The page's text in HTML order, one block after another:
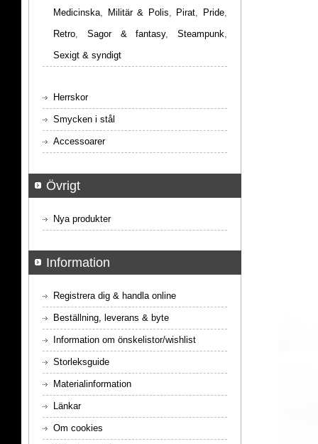
Medicinska, Militär & Polis, Pirat, Pride,
Retro, Sagor & fantasy, Steampunk,
Sexigt & syndigt
Herrskor
Smycken i stål
Accessoarer
Övrigt
Nya produkter
Information
Registrera dig & handla online
Beställning, leverans & byte
Information om önskelistor/wishlist
Storleksguide
Materialinformation
Länkar
Om cookies